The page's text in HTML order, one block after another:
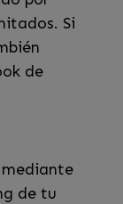
Si
de
mediante
de tu